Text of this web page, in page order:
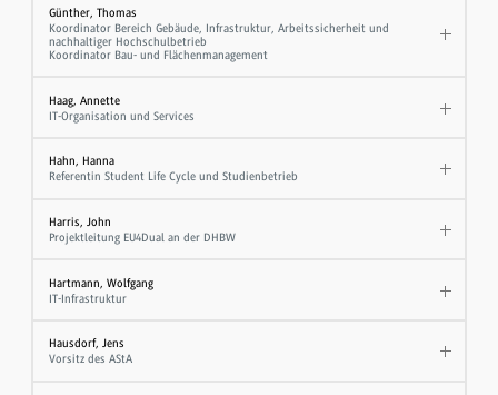
Günther, Thomas
Koordinator Bereich Gebäude, Infrastruktur, Arbeitssicherheit und
nachhaltiger Hochschulbetrieb
Koordinator Bau- und Flächenmanagement
Haag, Annette
IT-Organisation und Services
Hahn, Hanna
Referentin Student Life Cycle und Studienbetrieb
Harris, John
Projektleitung EU4Dual an der DHBW
Hartmann, Wolfgang
IT-Infrastruktur
Hausdorf, Jens
Vorsitz des AStA